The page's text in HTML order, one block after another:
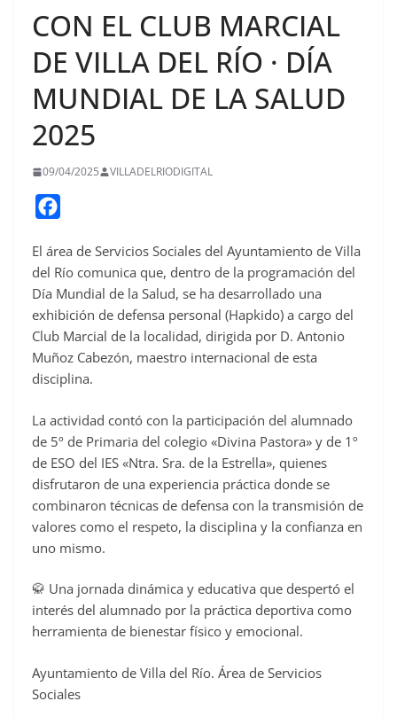
CON EL CLUB MARCIAL
DE VILLA DEL RÍO · DÍA
MUNDIAL DE LA SALUD
2025
09/04/2025 VILLADELRIODIGITAL
c
e
b
o
o
k
El área de Servicios Sociales del Ayuntamiento de Villa
del Río comunica que, dentro de la programación del
Día Mundial de la Salud, se ha desarrollado una
exhibición de defensa personal (Hapkido) a cargo del
Club Marcial de la localidad, dirigida por D. Antonio
Muñoz Cabezón, maestro internacional de esta
disciplina.
La actividad contó con la participación del alumnado
de 5º de Primaria del colegio «Divina Pastora» y de 1º
de ESO del IES «Ntra. Sra. de la Estrella», quienes
disfrutaron de una experiencia práctica donde se
combinaron técnicas de defensa con la transmisión de
valores como el respeto, la disciplina y la confianza en
uno mismo.
🥋 Una jornada dinámica y educativa que despertó el
interés del alumnado por la práctica deportiva como
herramienta de bienestar físico y emocional.
Ayuntamiento de Villa del Río. Área de Servicios
Sociales